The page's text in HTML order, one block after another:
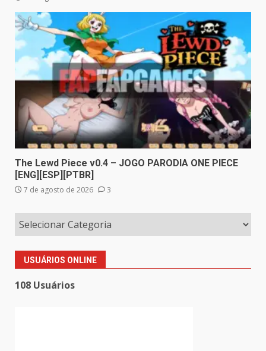
The Lewd Piece v0.4 – JOGO PARODIA ONE PIECE
[ENG][ESP][PTBR]
7 de agosto de 2026 3
USUÁRIOS ONLINE
108 Usuários